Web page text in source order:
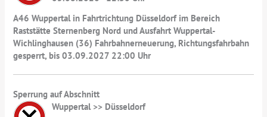
A46 Wuppertal in Fahrtrichtung Düsseldorf im Bereich
Raststätte Sternenberg Nord und Ausfahrt Wuppertal-
Wichlinghausen (36) Fahrbahnerneuerung, Richtungsfahrbahn
gesperrt, bis 03.09.2027 22:00 Uhr
Sperrung auf Abschnitt
Wuppertal >> Düsseldorf